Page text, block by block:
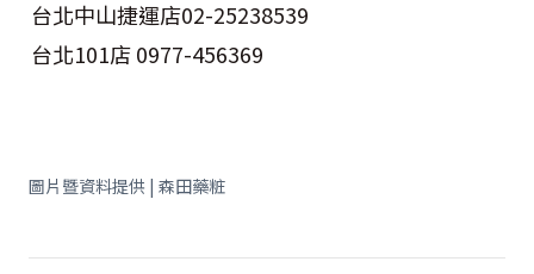
台北中山捷運店02-25238539
台北101店 0977-456369
圖片暨資料提供 | 森田藥粧